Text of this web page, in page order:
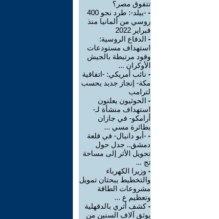
تتفوق مصر؟
-
-بيلد-: طرد نحو 400
روسي من ألمانيا منذ
فبراير 2022
- الدفاع الروسية:
استهداف مستودعات
وقود مرتبطة بالجيش
الأوكران ...
- نائب أمريكي: -اتفاقية
مكة- إنجاز جديد يحسب
لترامب
- الحوثيون يعلنون
استهداف منشأة لـ-
أرامكو- في جازان
بطائرة مسي ...
- -أبو دانيال- في قلعة
دمشق.. جدل حول
تحويل الأثر إلى مساحة
تج ...
- وزيرا الكهرباء
والتخطيط يبحثان تمويل
مشروعات الطاقة
وتعظيم ع ...
-كشف أثري بالدقهلية
يوثق آلاف السنين من